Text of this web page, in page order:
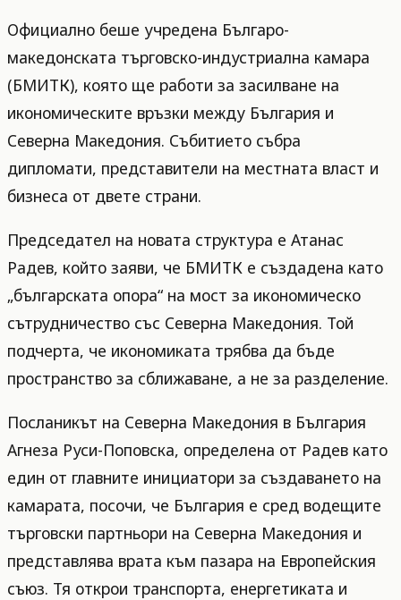
Официално беше учредена Българо-
македонската търговско-индустриална камара
(БМИТК), която ще работи за засилване на
икономическите връзки между България и
Северна Македония. Събитието събра
дипломати, представители на местната власт и
бизнеса от двете страни.
Председател на новата структура е Атанас
Радев, който заяви, че БМИТК е създадена като
„българската опора“ на мост за икономическо
сътрудничество със Северна Македония. Той
подчерта, че икономиката трябва да бъде
пространство за сближаване, а не за разделение.
Посланикът на Северна Македония в България
Агнеза Руси-Поповска, определена от Радев като
един от главните инициатори за създаването на
камарата, посочи, че България е сред водещите
търговски партньори на Северна Македония и
представлява врата към пазара на Европейския
съюз. Тя открои транспорта, енергетиката и